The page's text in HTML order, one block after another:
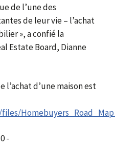
de l’une des
de leur vie – l’achat
», a confié la
Estate Board, Dianne
l’achat d’une maison est
-